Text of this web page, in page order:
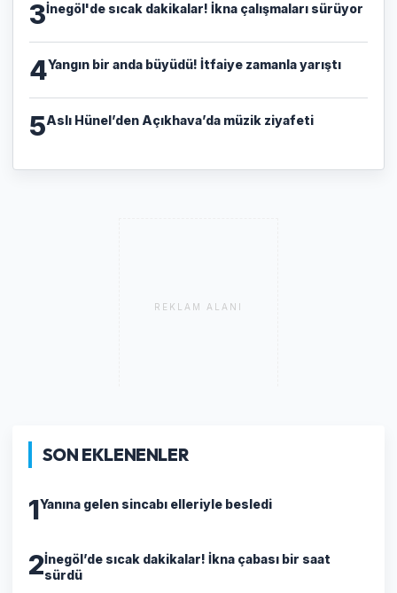
3İnegöl'de sıcak dakikalar! İkna çalışmaları sürüyor
4Yangın bir anda büyüdü! İtfaiye zamanla yarıştı
5Aslı Hünel’den Açıkhava’da müzik ziyafeti
REKLAM ALANI
SON EKLENENLER
1Yanına gelen sincabı elleriyle besledi
2İnegöl’de sıcak dakikalar! İkna çabası bir saat
sürdü